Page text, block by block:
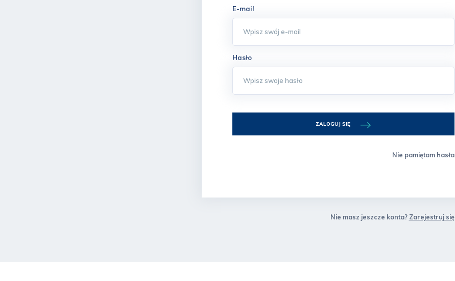
E-mail
Hasło
ZALOGUJ SIĘ
Nie pamiętam hasła
Nie masz jeszcze konta? Zarejestruj się